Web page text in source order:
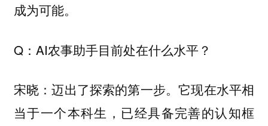
成为可能。
Q：AI农事助手目前处在什么水平？
宋晓：迈出了探索的第一步。它现在水平相
当于一个本科生，已经具备完善的认知框